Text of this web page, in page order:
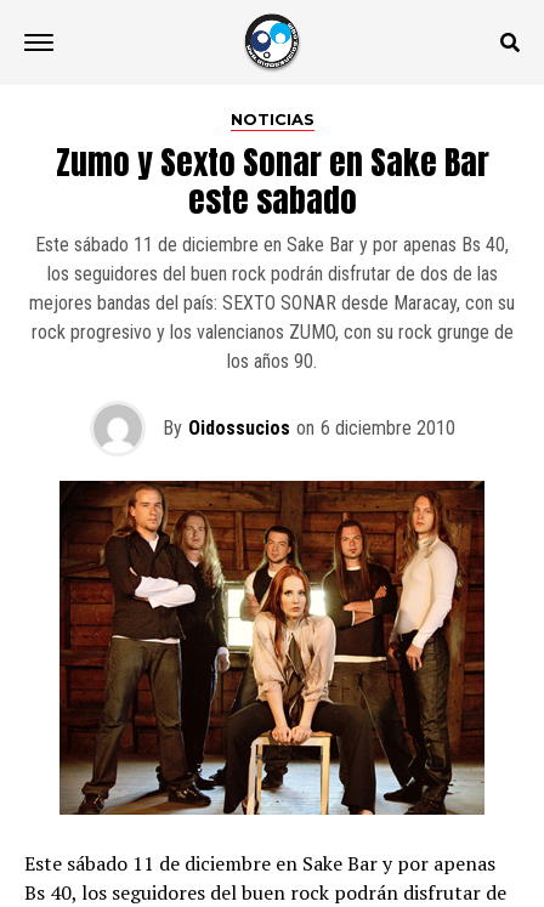
NOTICIAS
Zumo y Sexto Sonar en Sake Bar
este sabado
Este sábado 11 de diciembre en Sake Bar y por apenas Bs 40,
los seguidores del buen rock podrán disfrutar de dos de las
mejores bandas del país: SEXTO SONAR desde Maracay, con su
rock progresivo y los valencianos ZUMO, con su rock grunge de
los años 90.
By Oidossucios on 6 diciembre 2010
Este sábado 11 de diciembre en Sake Bar y por apenas
Bs 40, los seguidores del buen rock podrán disfrutar de